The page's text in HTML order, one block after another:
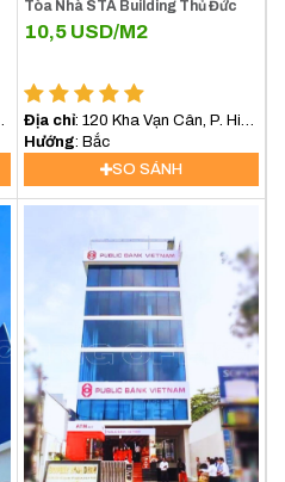
Tòa Nhà STA Building Thủ Đức
10,5 USD/M2
Địa chỉ: 120 Kha Vạn Cân, P. Hiệp
Bình Chánh, Quận Thủ Đức
Hướng
: Bắc
SO SÁNH